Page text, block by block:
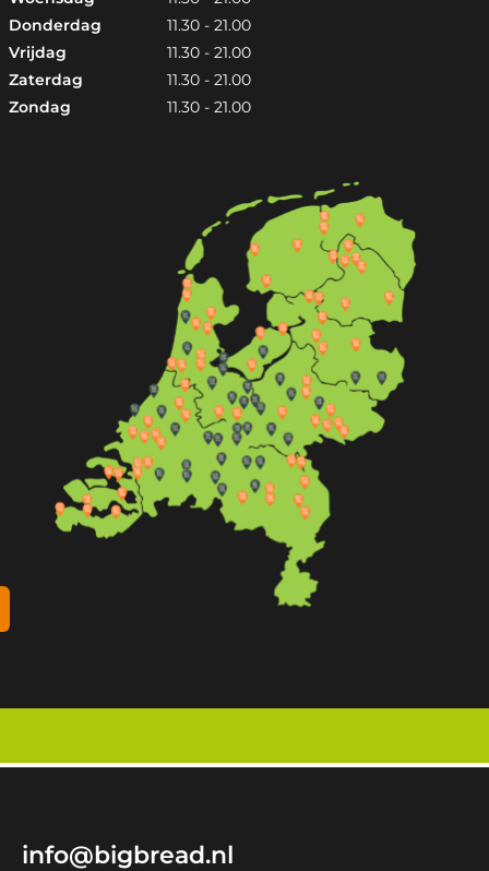
Donderdag
Vrijdag
Zaterdag
Zondag
11.30 - 21.00
11.30 - 21.00
11.30 - 21.00
11.30 - 21.00
info@bigbread.nl